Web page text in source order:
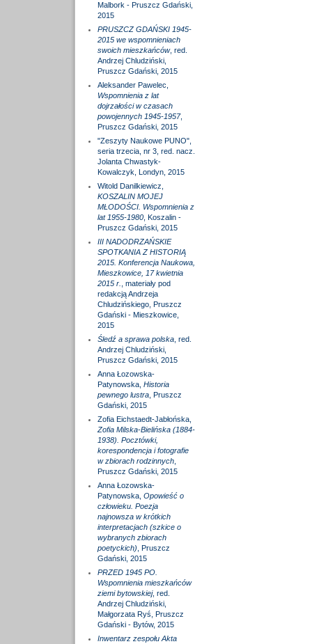
Malbork - Pruszcz Gdański,
2015
PRUSZCZ GDAŃSKI 1945-
2015 we wspomnieniach
swoich mieszkańców, red.
Andrzej Chludziński,
Pruszcz Gdański, 2015
Aleksander Pawelec,
Wspomnienia z lat
dojrzałości w czasach
powojennych 1945-1957,
Pruszcz Gdański, 2015
"Zeszyty Naukowe PUNO",
seria trzecia, nr 3, red. nacz.
Jolanta Chwastyk-
Kowalczyk, Londyn, 2015
Witold Danilkiewicz,
KOSZALIN MOJEJ
MŁODOŚCI. Wspomnienia z
lat 1955-1980, Koszalin -
Pruszcz Gdański, 2015
III NADODRZAŃSKIE
SPOTKANIA Z HISTORIĄ
2015. Konferencja Naukowa,
Mieszkowice, 17 kwietnia
2015 r.
, materiały pod
redakcją Andrzeja
Chludzińskiego, Pruszcz
Gdański - Mieszkowice,
2015
Śledź a sprawa polska, red.
Andrzej Chludziński,
Pruszcz Gdański, 2015
Anna Łozowska-
Patynowska, Historia
pewnego lustra, Pruszcz
Gdański, 2015
Zofia Eichstaedt-Jabłońska,
Zofia Milska-Bielińska (1884-
1938). Pocztówki,
korespondencja i fotografie
w zbiorach rodzinnych,
Pruszcz Gdański, 2015
Anna Łozowska-
Patynowska, Opowieść o
człowieku. Poezja
najnowsza w krótkich
interpretacjach (szkice o
wybranych zbiorach
poetyckich) , Pruszcz
Gdański, 2015
PRZED 1945 PO.
Wspomnienia mieszkańców
ziemi bytowskiej, red.
Andrzej Chludziński,
Małgorzata Ryś, Pruszcz
Gdański - Bytów, 2015
Inwentarz zespołu Akta